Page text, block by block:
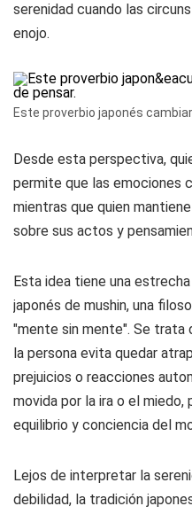
serenidad cuando las
enojo.
Este proverbio japonés
Desde esta perspectiva,
permite que las emociones
mientras que quien
sobre sus actos y
Esta idea tiene una
japonés de mushin, una
"mente sin mente". Se trata
la persona evita quedar
prejuicios o reacciones
movida por la ira o el miedo,
equilibrio y conciencia del
Lejos de interpretar la
debilidad, la tradición